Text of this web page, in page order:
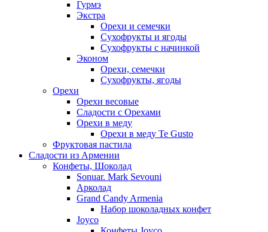
Гурмэ
Экстра
Орехи и семечки
Сухофрукты и ягоды
Сухофрукты с начинкой
Эконом
Орехи, семечки
Сухофрукты, ягоды
Орехи
Орехи весовые
Сладости с Орехами
Орехи в меду
Орехи в меду Te Gusto
Фруктовая пастила
Сладости из Армении
Конфеты, Шоколад
Sonuar. Mark Sevouni
Арколад
Grand Candy Armenia
Набор шоколадных конфет
Joyco